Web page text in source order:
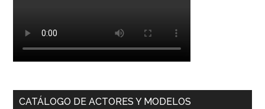
CATÁLOGO DE ACTORES Y MODELOS